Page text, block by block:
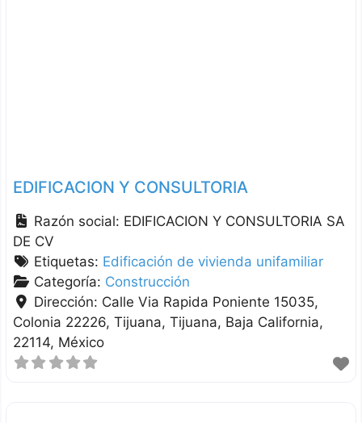
EDIFICACION Y CONSULTORIA
Razón social: EDIFICACION Y CONSULTORIA SA
DE CV
Etiquetas: Edificación de vivienda unifamiliar
Categoría: Construcción
Dirección: Calle Via Rapida Poniente 15035,
Colonia 22226, Tijuana Tijuana Baja California
22114 México